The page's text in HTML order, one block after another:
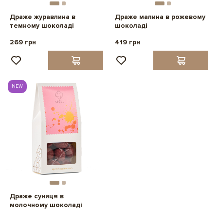
Драже журавлина в
темному шоколаді
269 грн
Драже малина в рожевому
шоколаді
419 грн
NEW
Драже суниця в
молочному шоколаді